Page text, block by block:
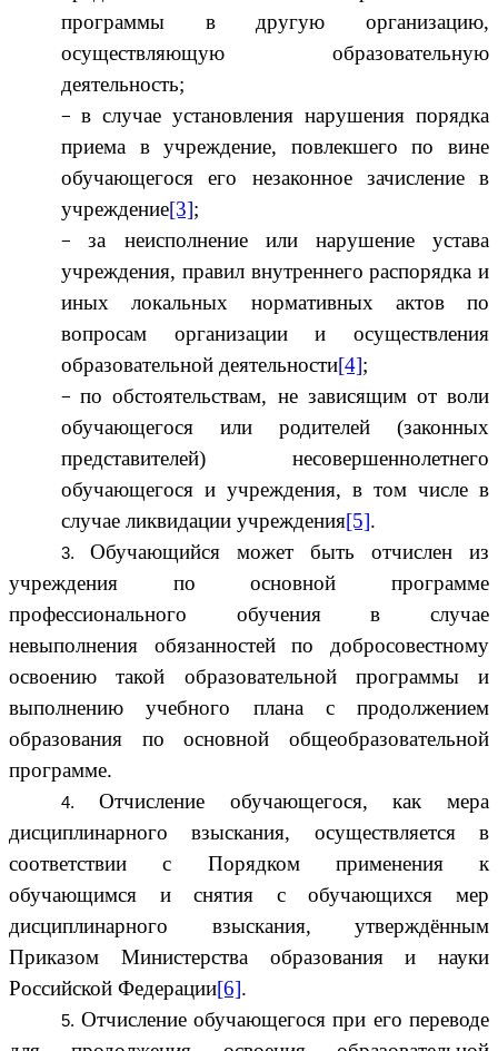
программы в другую организацию,
осуществляющую образовательную
деятельность;
в случае установления нарушения порядка
приема в учреждение, повлекшего по вине
обучающегося его незаконное зачисление в
учреждение[3];
за неисполнение или нарушение устава
учреждения, правил внутреннего распорядка и
иных локальных нормативных актов по
вопросам организации и осуществления
образовательной деятельности[4];
по обстоятельствам, не зависящим от воли
обучающегося или родителей (законных
представителей) несовершеннолетнего
обучающегося и учреждения, в том числе в
случае ликвидации учреждения[5].
Обучающийся может быть отчислен из
учреждения по основной программе
профессионального обучения в случае
невыполнения обязанностей по добросовестному
освоению такой образовательной программы и
выполнению учебного плана с продолжением
образования по основной общеобразовательной
программе.
Отчисление обучающегося, как мера
дисциплинарного взыскания, осуществляется в
соответствии с Порядком применения к
обучающимся и снятия с обучающихся мер
дисциплинарного взыскания, утверждённым
Приказом Министерства образования и науки
Российской Федерации[6].
Отчисление обучающегося при его переводе